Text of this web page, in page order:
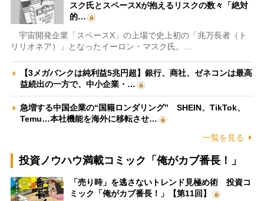
スク氏とスペースXが抱えるリスクの数々「絶対
的…
宇宙開発企業「スペースX」の上場で史上初の「兆万長者（ト
リリオネア）」となったイーロン・マスク氏。…
【3メガバンクは純利益5兆円超】銀行、商社、ゼネコンは最高
益続出の一方で、中小企業・…
急増する中国企業の“国籍ロンダリング” SHEIN、TikTok、
Temu…本社機能を海外に移転させ…
一覧を見る
投資ノウハウ満載コミック「俺がカブ番長！」
「売り時」を逃さないトレンド見極め術 投資コ
ミック「俺がカブ番長！」【第11回】